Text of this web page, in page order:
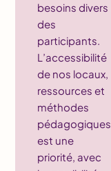
besoins divers
des
participants.
L’accessibilité
de nos locaux,
ressources et
méthodes
pédagogiques
est une
priorité, avec